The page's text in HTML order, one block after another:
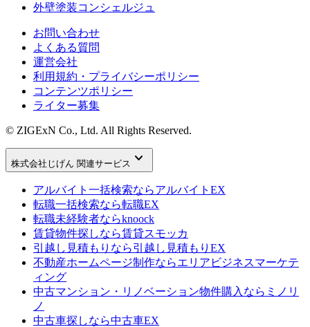
外壁塗装コンシェルジュ
お問い合わせ
よくある質問
運営会社
利用規約・プライバシーポリシー
コンテンツポリシー
ライター募集
© ZIGExN Co., Ltd. All Rights Reserved.
株式会社じげん 関連サービス keyboard_arrow_down
アルバイト一括検索ならアルバイトEX
転職一括検索なら転職EX
転職未経験者ならknoock
賃貸物件探しなら賃貸スモッカ
引越し見積もりなら引越し見積もりEX
不動産ホームページ制作ならエリアビジネスマーケテ
ィング
中古マンション・リノベーション物件購入なら ミノリ
ノ
中古車探しなら中古車EX